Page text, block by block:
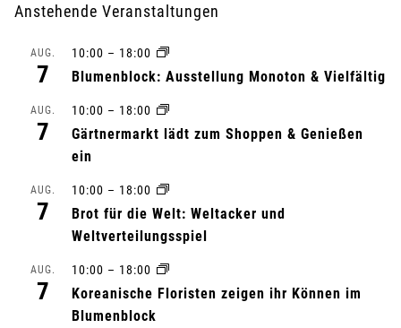
a
Anstehende Veranstaltungen
AUG.
7
10:00 – 18:00
Blumenblock: Ausstellung Monoton & Vielfältig
AUG.
7
10:00 – 18:00
Gärtnermarkt lädt zum Shoppen & Genießen
ein
AUG.
7
10:00 – 18:00
Brot für die Welt: Weltacker und
Weltverteilungsspiel
AUG.
7
10:00 – 18:00
Koreanische Floristen zeigen ihr Können im
Blumenblock